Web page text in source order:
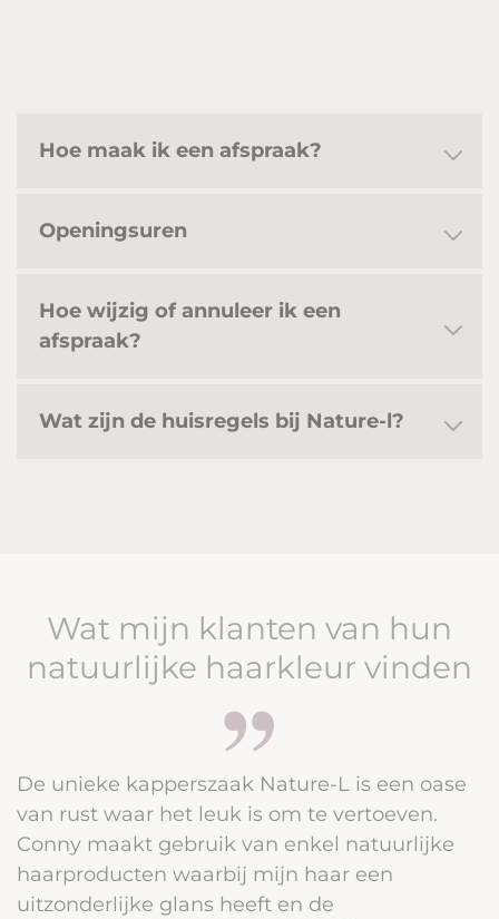
Hoe maak ik een afspraak?
Openingsuren
Hoe wijzig of annuleer ik een
afspraak?
Wat zijn de huisregels bij Nature-l?
Wat mijn klanten van hun
natuurlijke haarkleur vinden
De unieke kapperszaak Nature-L is een oase
van rust waar het leuk is om te vertoeven.
Conny maakt gebruik van enkel natuurlijke
haarproducten waarbij mijn haar een
uitzonderlijke glans heeft en de